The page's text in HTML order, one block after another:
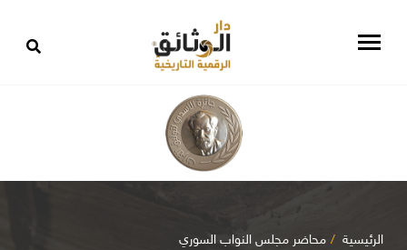
الرئيسية محاضر مجلس النواب السوري